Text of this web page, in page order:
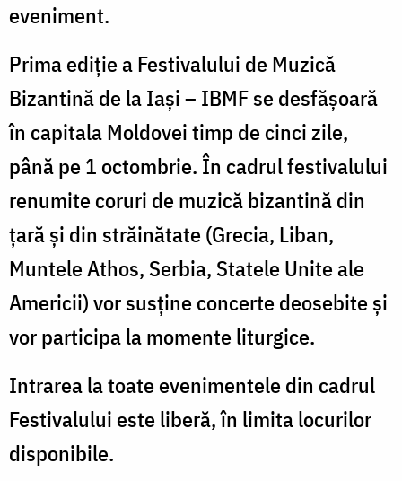
eveniment.
Prima ediție a Festivalului de Muzică
Bizantină de la Iași – IBMF se desfășoară
în capitala Moldovei timp de cinci zile,
până pe 1 octombrie. În cadrul festivalului
renumite coruri de muzică bizantină din
țară și din străinătate (Grecia, Liban,
Muntele Athos, Serbia, Statele Unite ale
Americii) vor susține concerte deosebite și
vor participa la momente liturgice.
Intrarea la toate evenimentele din cadrul
Festivalului este liberă, în limita locurilor
disponibile.